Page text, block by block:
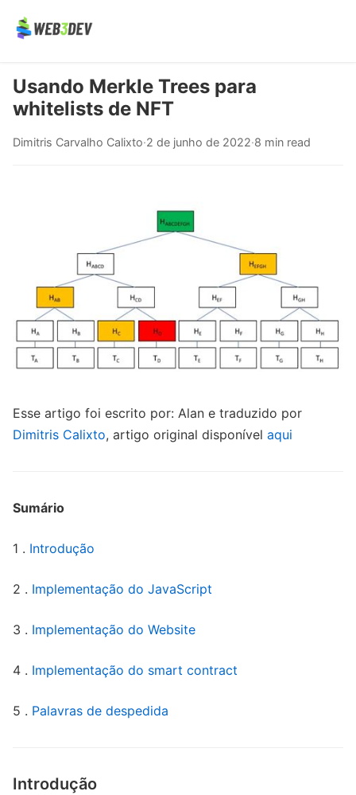
Usando Merkle Trees para
whitelists de NFT
Dimitris Carvalho Calixto·2 de junho de 2022·8 min read
Esse artigo foi escrito por: Alan e traduzido por
Dimitris Calixto, artigo original disponível aqui
Sumário
1 . Introdução
2 . Implementação do JavaScript
3 . Implementação do Website
4 . Implementação do smart contract
5 . Palavras de despedida
Introdução